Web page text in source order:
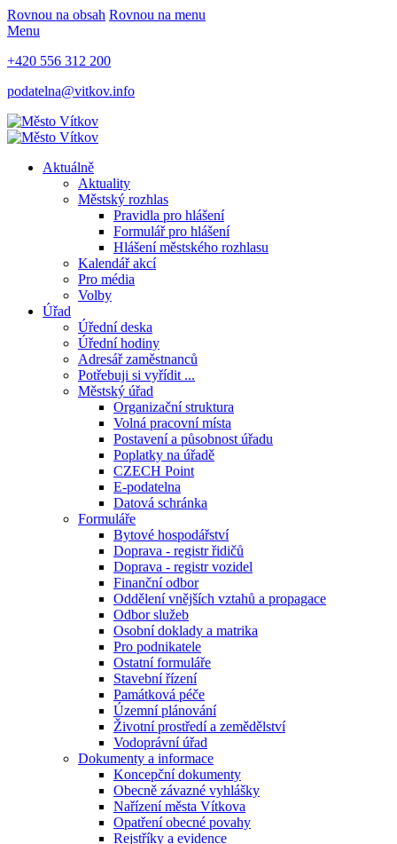
Rovnou na obsah Rovnou na menu
Menu
+420 556 312 200
podatelna@vitkov.info
Aktuálně
Aktuality
Městský rozhlas
Pravidla pro hlášení
Formulář pro hlášení
Hlášení městského rozhlasu
Kalendář akcí
Pro média
Volby
Úřad
Úřední deska
Úřední hodiny
Adresář zaměstnanců
Potřebuji si vyřídit ...
Městský úřad
Organizační struktura
Volná pracovní místa
Postavení a působnost úřadu
Poplatky na úřadě
CZECH Point
E-podatelna
Datová schránka
Formuláře
Bytové hospodářství
Doprava - registr řidičů
Doprava - registr vozidel
Finanční odbor
Oddělení vnějších vztahů a propagace
Odbor služeb
Osobní doklady a matrika
Pro podnikatele
Ostatní formuláře
Stavební řízení
Památková péče
Územní plánování
Životní prostředí a zemědělství
Vodoprávní úřad
Dokumenty a informace
Koncepční dokumenty
Obecně závazné vyhlášky
Nařízení města Vítkova
Opatření obecné povahy
Rejstříky a evidence